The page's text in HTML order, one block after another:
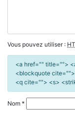
Vous pouvez utiliser :
<a href="" title="">
<blockquote
<q cite=""> <s>
Nom *